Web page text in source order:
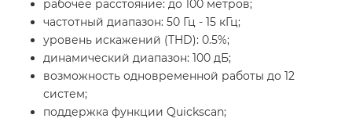
рабочее расстояние: до 100 метров;
частотный диапазон: 50 Гц - 15 кГц;
уровень искажений (THD): 0.5%;
динамический диапазон: 100 дБ;
возможность одновременной работы до 12
систем;
поддержка функции Quickscan;